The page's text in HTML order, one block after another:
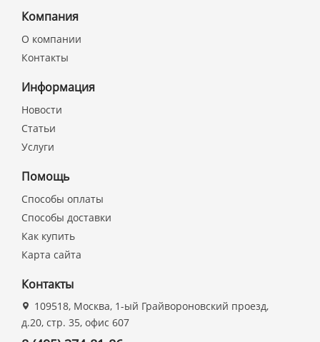
Компания
О компании
Контакты
Информация
Новости
Статьи
Услуги
Помощь
Способы оплаты
Способы доставки
Как купить
Карта сайта
Контакты
109518, Москва, 1-ый Грайвороновский проезд,
д.20, стр. 35, офис 607